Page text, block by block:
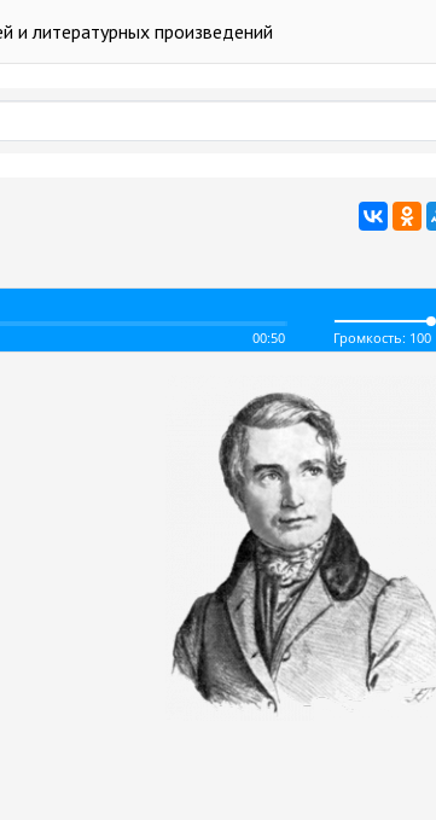
и литературных произведений
00:50 Громкость: 100